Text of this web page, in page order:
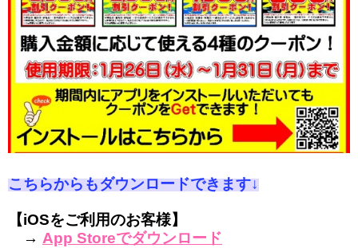
こちらからもダウンロードできます↓
【iOSをご利用のお客様】
→ App Storeでダウンロード